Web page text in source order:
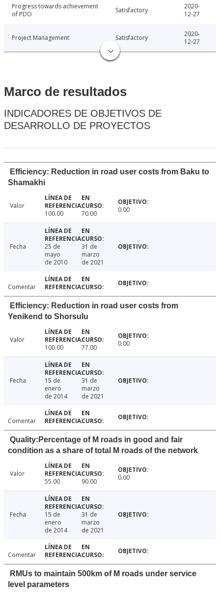
Progress towards achievement
of PDO
Satisfactory
2020-
12-27
Project Management Satisfactory
2020-
12-27
Marco de resultados
INDICADORES DE OBJETIVOS DE
DESARROLLO DE PROYECTOS
Efficiency: Reduction in road user costs from Baku to
Shamakhi
Valor
100.00
70.00 0.00
Fecha
25 de
mayo
de 2010
31 de
marzo
de 2021
Comentar
Efficiency: Reduction in road user costs from
Yenikend to Shorsulu
Valor
100.00
77.00 0.00
Fecha
15 de
enero
de 2014
31 de
marzo
de 2021
Comentar
Quality:Percentage of M roads in good and fair
condition as a share of total M roads of the network
Valor
55.00
90.00 0.00
Fecha
15 de
enero
de 2014
31 de
marzo
de 2021
Comentar
RMUs to maintain 500km of M roads under service
level parameters